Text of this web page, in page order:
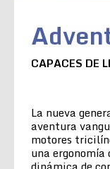
CAPACES DE
La nueva
aventura
motores
una